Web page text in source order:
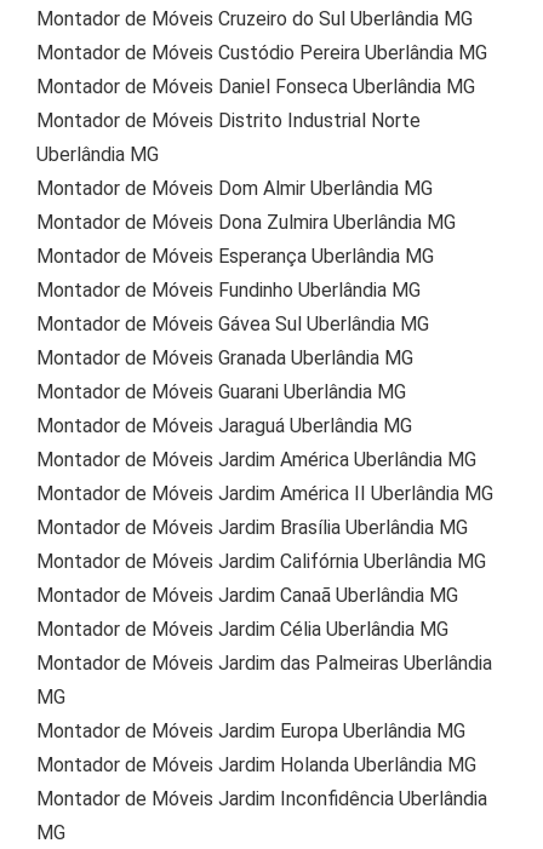
Montador de Móveis Cruzeiro do Sul Uberlândia MG
Montador de Móveis Custódio Pereira Uberlândia MG
Montador de Móveis Daniel Fonseca Uberlândia MG
Montador de Móveis Distrito Industrial Norte
Uberlândia MG
Montador de Móveis Dom Almir Uberlândia MG
Montador de Móveis Dona Zulmira Uberlândia MG
Montador de Móveis Esperança Uberlândia MG
Montador de Móveis Fundinho Uberlândia MG
Montador de Móveis Gávea Sul Uberlândia MG
Montador de Móveis Granada Uberlândia MG
Montador de Móveis Guarani Uberlândia MG
Montador de Móveis Jaraguá Uberlândia MG
Montador de Móveis Jardim América Uberlândia MG
Montador de Móveis Jardim América II Uberlândia MG
Montador de Móveis Jardim Brasília Uberlândia MG
Montador de Móveis Jardim Califórnia Uberlândia MG
Montador de Móveis Jardim Canaã Uberlândia MG
Montador de Móveis Jardim Célia Uberlândia MG
Montador de Móveis Jardim das Palmeiras Uberlândia
MG
Montador de Móveis Jardim Europa Uberlândia MG
Montador de Móveis Jardim Holanda Uberlândia MG
Montador de Móveis Jardim Inconfidência Uberlândia
MG